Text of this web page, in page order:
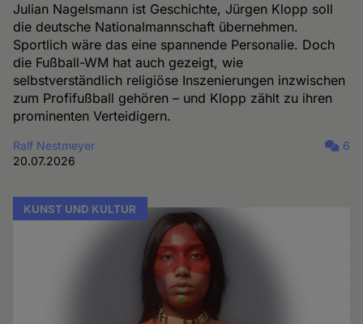
Julian Nagelsmann ist Geschichte, Jürgen Klopp soll
die deutsche Nationalmannschaft übernehmen.
Sportlich wäre das eine spannende Personalie. Doch
die Fußball-WM hat auch gezeigt, wie
selbstverständlich religiöse Inszenierungen inzwischen
zum Profifußball gehören – und Klopp zählt zu ihren
prominenten Verteidigern.
Ralf Nestmeyer
20.07.2026
6
KUNST UND KULTUR